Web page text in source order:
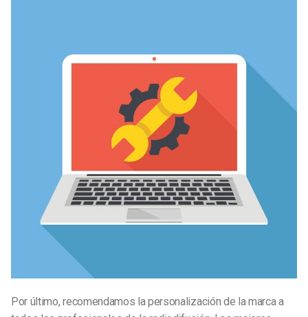
Por último, recomendamos la personalización de la marca a